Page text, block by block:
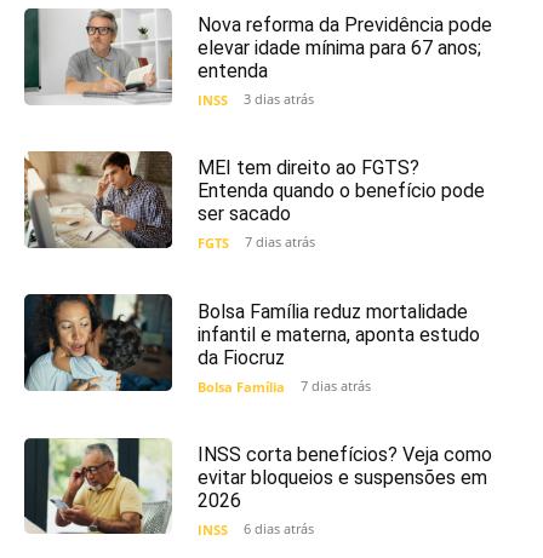
Nova reforma da Previdência pode
elevar idade mínima para 67 anos;
entenda
INSS 3 dias atrás
MEI tem direito ao FGTS?
Entenda quando o benefício pode
ser sacado
FGTS 7 dias atrás
Bolsa Família reduz mortalidade
infantil e materna, aponta estudo
da Fiocruz
Bolsa Família 7 dias atrás
INSS corta benefícios? Veja como
evitar bloqueios e suspensões em
2026
INSS 6 dias atrás